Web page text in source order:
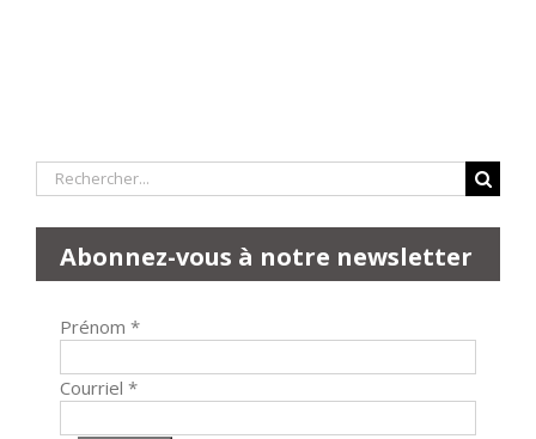
Rechercher:
Abonnez-vous à notre newsletter
Prénom *
Courriel *